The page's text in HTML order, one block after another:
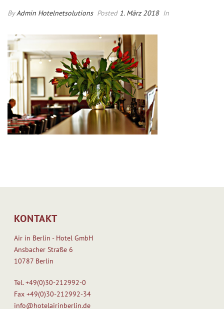
ByAdmin Hotelnetsolutions Posted 1. März 2018 In
KONTAKT
Air in Berlin - Hotel GmbH
Ansbacher Straße 6
10787 Berlin
Tel.+49(0)30-212992-0
Fax+49(0)30-212992-34
info@hotelairinberlin.de